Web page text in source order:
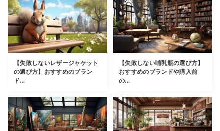
【失敗しないレザージャケット
の選び方】おすすめのブラン
ド...
【失敗しない哺乳瓶の選び方】
おすすめのブランドや購入前
の...